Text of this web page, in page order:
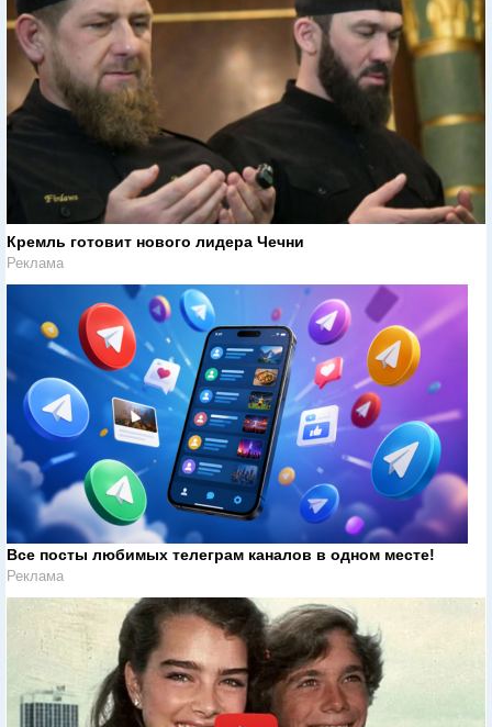
Кремль готовит нового лидера Чечни
Реклама
Все посты любимых телеграм каналов в одном месте!
Реклама